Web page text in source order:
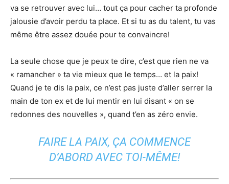
va se retrouver avec lui… tout ça pour cacher ta profonde
jalousie d’avoir perdu ta place. Et si tu as du talent, tu vas
même être assez douée pour te convaincre!
La seule chose que je peux te dire, c’est que rien ne va
« ramancher » ta vie mieux que le temps… et la paix!
Quand je te dis la paix, ce n’est pas juste d’aller serrer la
main de ton ex et de lui mentir en lui disant « on se
redonnes des nouvelles », quand t’en as zéro envie.
FAIRE LA PAIX, ÇA COMMENCE
D’ABORD AVEC TOI-MÊME!